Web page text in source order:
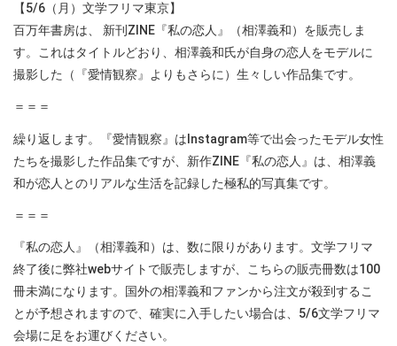
【5/6（月）文学フリマ東京】
百万年書房は、 新刊ZINE『私の恋人』（相澤義和）を販売しま
す。これはタイトルどおり、相澤義和氏が自身の恋人をモデルに
撮影した（『愛情観察』よりもさらに）生々しい作品集です。
＝＝＝
繰り返します。『愛情観察』はInstagram等で出会ったモデル女性
たちを撮影した作品集ですが、新作ZINE『私の恋人』は、相澤義
和が恋人とのリアルな生活を記録した極私的写真集です。
＝＝＝
『私の恋人』（相澤義和）は、数に限りがあります。文学フリマ
終了後に弊社webサイトで販売しますが、こちらの販売冊数は100
冊未満になります。国外の相澤義和ファンから注文が殺到するこ
とが予想されますので、確実に入手したい場合は、5/6文学フリマ
会場に足をお運びください。